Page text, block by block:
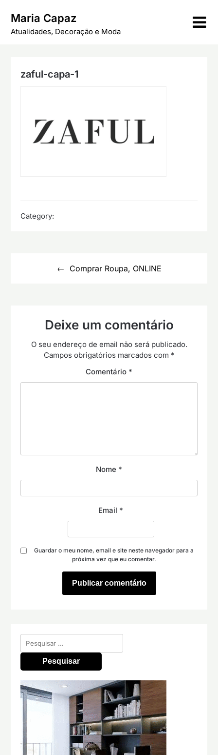
content
Maria Capaz
Atualidades, Decoração e Moda
zaful-capa-1
Category:
Comprar Roupa, ONLINE
Deixe um comentário
O seu endereço de email não será publicado.
Campos obrigatórios marcados com *
Comentário *
Nome *
Email *
Guardar o meu nome, email e site neste navegador para a
próxima vez que eu comentar.
Pesquisar
por: